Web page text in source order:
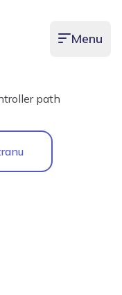
Otevřít
Menu
path